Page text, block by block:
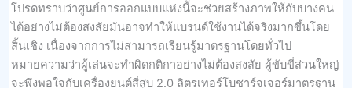
โปรดทราบว่าศูนย์การออกแบบแห่งนี้จะช่วยสร้างภาพให้กับบางคน
ได้อย่างไม่ต้องสงสัยมันอาจทำให้แบรนด์ใช้งานได้จริงมากขึ้นโดย
สิ้นเชิง เนื่องจากการไม่สามารถเรียนรู้มาตรฐานโดยทั่วไป
หมายความว่าผู้เล่นจะทำผิดกติกาอย่างไม่ต้องสงสัย ผู้ขับขี่ส่วนใหญ่
จะพึงพอใจกับเครื่องยนต์สี่สูบ 2.0 ลิตรเทอร์โบชาร์จเจอร์มาตรฐาน